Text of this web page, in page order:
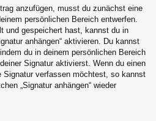
anzufügen, musst du zunächst eine
persönlichen Bereich entwerfen.
und gespeichert hast, kannst du in
anhängen“ aktivieren. Du kannst
du in deinem persönlichen Bereich
Signatur aktivierst. Wenn du einen
Signatur verfassen möchtest, so kannst
„Signatur anhängen“ wieder